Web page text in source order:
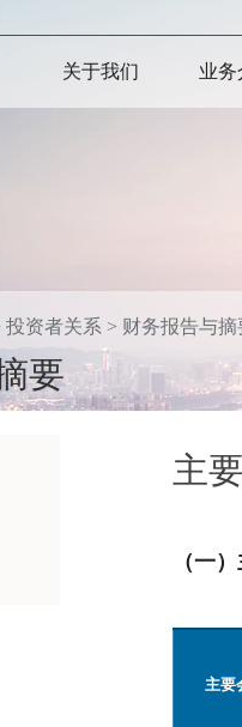
关于我们 业务
投资者关系 > 财务报告与摘
要
主
（一
主要